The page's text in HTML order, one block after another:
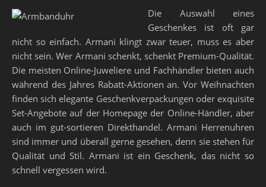
Die Auswahl eines
Geschenkes ist oft gar
nicht so einfach. Armani klingt zwar teuer, muss es aber
nicht sein. Wer Armani schenkt, schenkt Premium-Qualität.
Die meisten Online-Juweliere und Fachhändler bieten auch
während des Jahres Rabatt-Aktionen an. Vor Weihnachten
finden sich elegante Geschenkverpackungen oder exquisite
Set-Angebote auf der Homepage der Online-Händler, aber
auch im gut-sortieren Direkthandel. Armani Herrenuhren
sind immer und überall gerne gesehen, denn sie stehen für
Qualität und Stil. Armani ist ein Geschenk, das nicht so
schnell vergessen wird.